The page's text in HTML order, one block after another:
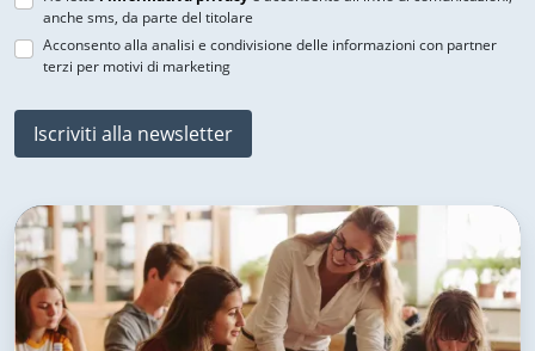
anche sms, da parte del titolare
Acconsento alla analisi e condivisione delle informazioni con partner
terzi per motivi di marketing
Iscriviti alla newsletter